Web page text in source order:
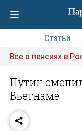
Статьи
Все о пенсиях в
Путин
Вьетнаме